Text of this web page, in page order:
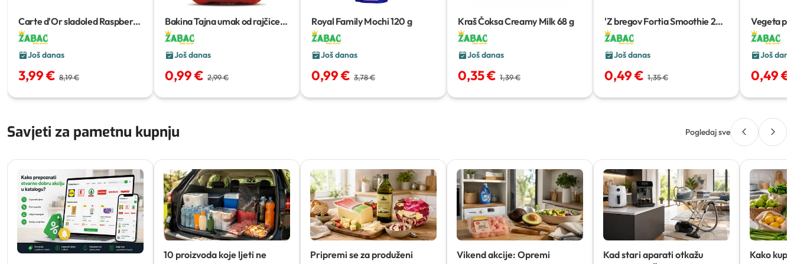
Carte d'Or sladoled Raspberry
Spritz i Pistachio Delight
Još danas
3,99 € 8,19 €
Bakina Tajna umak od rajčice
ljuti300 g
Još danas
0,99 € 2,99 €
Royal Family Mochi120 g
Još danas
0,99 € 3,78 €
Kraš Čoksa Creamy Milk68 g
Još danas
0,35 € 1,39 €
'Z bregov Fortia Smoothie200
g
Još danas
0,49 € 1,35 €
Vegeta
90 g
Još
0,49 €
Savjeti za pametnu kupnju Pogledaj sve
10 proizvoda koje ljeti ne
Pripremi se za produženi
Vikend akcije: Opremi
Kad stari aparati otkažu
Kako